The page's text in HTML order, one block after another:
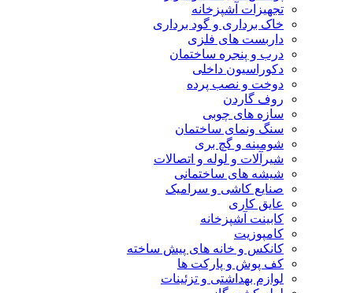
تجهیزات آشپزخانه
خاک برداری و گود برداری
داربست های فلزی
درب و پنجره ساختمان
دکوراسیون داخلی
دوخت و نصب پرده
روف گاردن
سازه های چوبی
سنگ ونمای ساختمان
شومینه و گچ بری
شیرآلات و لوله و اتصالات
شیشه های ساختمانی
صنایع کاشی و سرامیک
عایق کاری
کابینت آشپزخانه
کامپوزیت
کانکس و خانه های پیش ساخته
کف پوش و پارکت ها
لوازم بهداشتی و تزئینات